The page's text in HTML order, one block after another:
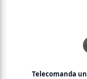
Telecomanda